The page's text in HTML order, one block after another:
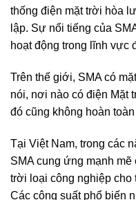
thống điện mặt trời hòa
lập. Sự nổi tiếng của
hoạt động trong lĩnh vực
Trên thế giới, SMA có
nói, nơi nào có điện Mặt
đó cũng không hoàn
Tại Việt Nam, trong các
SMA cung ứng mạnh
trời loại công nghiệp
Các công suất phổ biến